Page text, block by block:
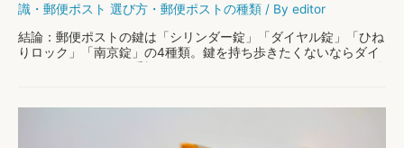
識 ・ 郵便ポスト 選び方 ・ 郵便ポストの種類 / By editor
結論：郵便ポストの鍵は「シリンダー錠」「ダイヤル錠」「ひね
りロック」「南京錠」の4種類。鍵を持ち歩きたくないならダイ